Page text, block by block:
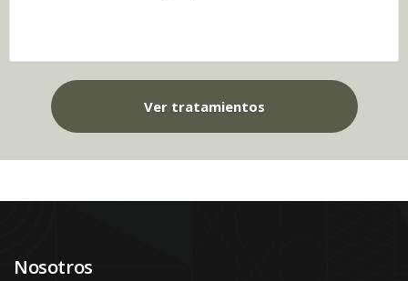
Ver tratamientos
Nosotros